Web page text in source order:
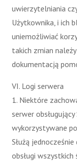
uwierzytelniania
Użytkownika, i ich
uniemożliwiać
takich zmian
dokumentacją
VI. Logi serwera
1. Niektóre
serwer
wykorzystywane
Służą
obsługi wszystkich